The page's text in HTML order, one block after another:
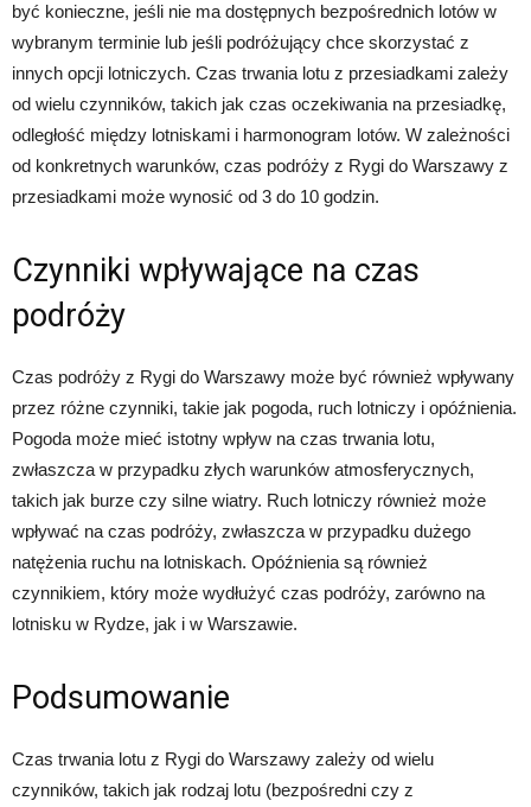
być konieczne, jeśli nie ma dostępnych bezpośrednich lotów w
wybranym terminie lub jeśli podróżujący chce skorzystać z
innych opcji lotniczych. Czas trwania lotu z przesiadkami zależy
od wielu czynników, takich jak czas oczekiwania na przesiadkę,
odległość między lotniskami i harmonogram lotów. W zależności
od konkretnych warunków, czas podróży z Rygi do Warszawy z
przesiadkami może wynosić od 3 do 10 godzin.
Czynniki wpływające na czas
podróży
Czas podróży z Rygi do Warszawy może być również wpływany
przez różne czynniki, takie jak pogoda, ruch lotniczy i opóźnienia.
Pogoda może mieć istotny wpływ na czas trwania lotu,
zwłaszcza w przypadku złych warunków atmosferycznych,
takich jak burze czy silne wiatry. Ruch lotniczy również może
wpływać na czas podróży, zwłaszcza w przypadku dużego
natężenia ruchu na lotniskach. Opóźnienia są również
czynnikiem, który może wydłużyć czas podróży, zarówno na
lotnisku w Rydze, jak i w Warszawie.
Podsumowanie
Czas trwania lotu z Rygi do Warszawy zależy od wielu
czynników, takich jak rodzaj lotu (bezpośredni czy z